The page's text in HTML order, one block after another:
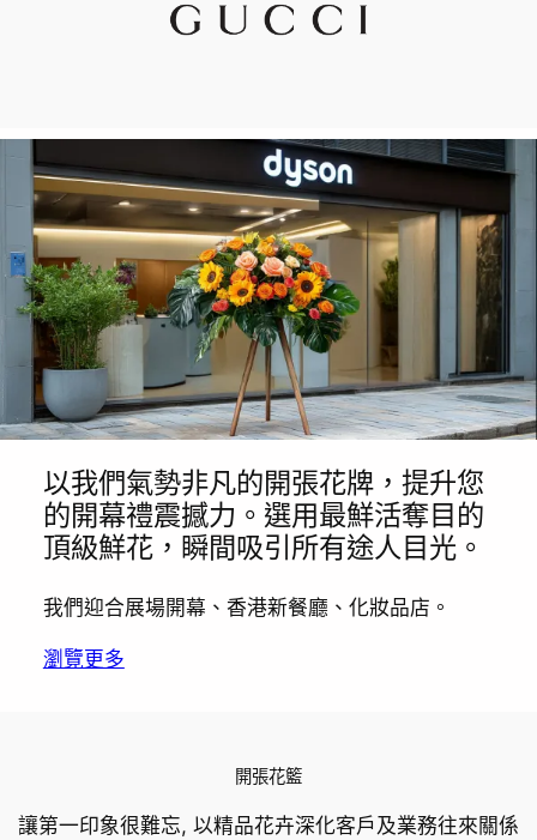
以我們氣勢非凡的開張花牌，提升您
的開幕禮震撼力。選用最鮮活奪目的
頂級鮮花，瞬間吸引所有途人目光。
我們迎合展場開幕、香港新餐廳、化妝品店。
瀏覽更多
開張花籃
讓第一印象很難忘, 以精品花卉深化客戶及業務往來關係